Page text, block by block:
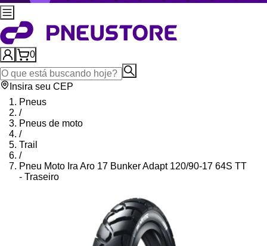
0
Insira seu CEP
Pneus
/
Pneus de moto
/
Trail
/
Pneu Moto Ira Aro 17 Bunker Adapt 120/90-17 64S TT
- Traseiro